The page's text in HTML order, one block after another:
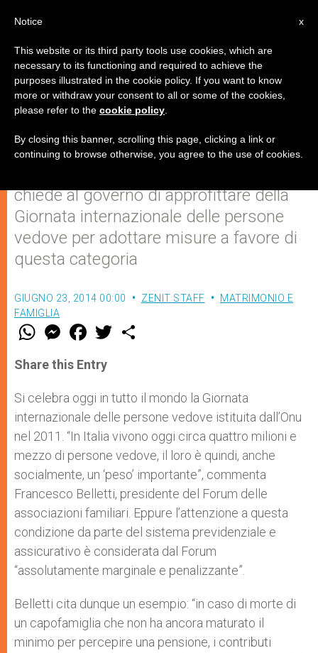
Per le persone vedove, non solo
una giornata dedicata
chiede al governo di approfittare della
Giornata internazionale delle persone
vedove per adottare misure a favore di
questa categoria
GIUGNO 23, 2014 00:00 ZENIT STAFF
MATRIMONIO E
FAMIGLIA
W
t
s
p
p
M
e
s
e
g
e
r
F
a
e
b
o
k
w
r
Share this Entry
Si celebra oggi in tutto il mondo la Giornata
internazionale delle persone vedove istituita dall’Onu
nel 2011. “In Italia vivono oggi circa quattro milioni e
mezzo di persone vedove, il loro è quindi, anche
socialmente, un ‘peso’ importante”, commenta
Francesco Belletti, presidente del Forum delle
associazioni familiari. Eppure l’attenzione a questa
condizione da parte del sistema previdenziale e
assicurativo è considerata dal Forum
“assolutamente marginale e penalizzante”.
Belletti cita dunque un esempio: “in caso di morte di
un capofamiglia che non ha ancora maturato il
minimo per percepire una pensione, i contributi
x
Notice
This website or its third party tools use cookies, which are
necessary to its functioning and required to achieve the
purposes illustrated in the cookie policy. If you want to know
more or withdraw your consent to all or some of the cookies,
please refer to the cookie policy
By closing this banner, scrolling this page, clicking a link or
continuing to browse otherwise, you agree to the use of cookies.